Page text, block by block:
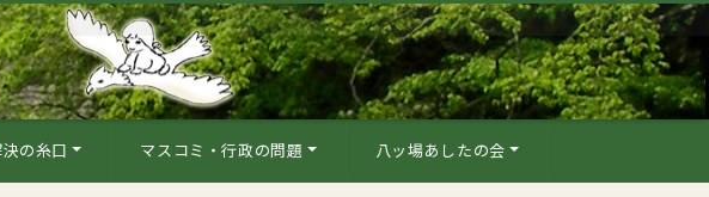
の糸口 マスコミ・行政の問題 八ッ場あしたの会